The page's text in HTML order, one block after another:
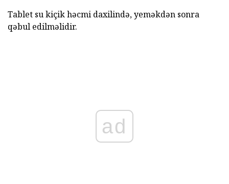
Tablet su kiçik həcmi daxilində, yeməkdən sonra
qəbul edilməlidir.
ad